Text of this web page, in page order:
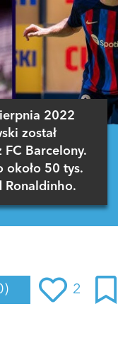
2022
został
FC Barcelony.
około 50 tys.
Ronaldinho.
2